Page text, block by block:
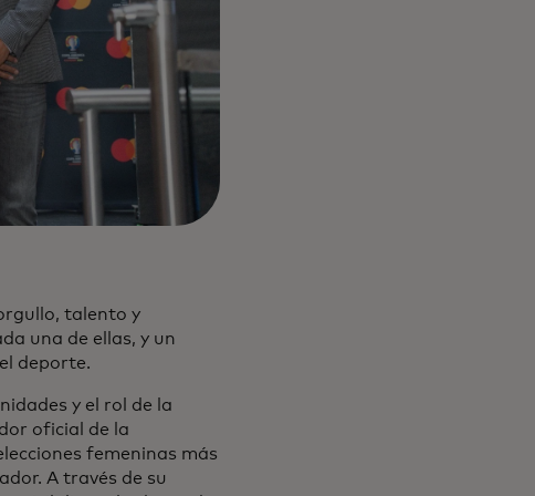
talento y
una de ellas, y un
deporte.
y el rol de la
oficial de la
femeninas más
A través de su